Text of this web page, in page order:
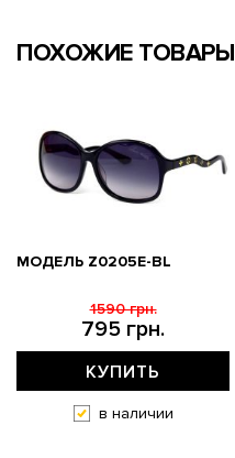
ПОХОЖИЕ ТОВАРЫ
МОДЕЛЬ Z0205E-BL
795 грн.
1590 грн.
КУПИТЬ
в наличии